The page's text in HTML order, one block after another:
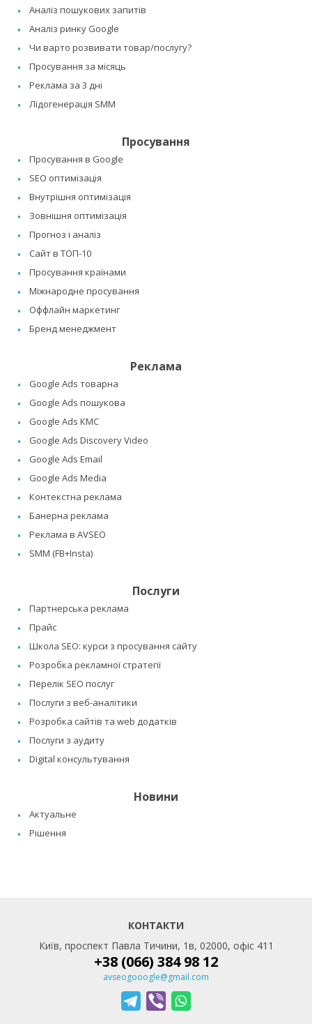
Аналіз пошукових запитів
Аналіз ринку Google
Чи варто розвивати товар/послугу?
Просування за місяць
Реклама за 3 дні
Лідогенерація SMM
Просування
Просування в Google
SEO оптимізація
Внутрішня оптимізація
Зовнішня оптимізація
Прогноз і аналіз
Сайт в ТОП-10
Просування країнами
Міжнародне просування
Оффлайн маркетинг
Бренд менеджмент
Реклама
Google Ads товарна
Google Ads пошукова
Google Ads КМС
Google Ads Discovery Video
Google Ads Email
Google Ads Media
Контекстна реклама
Банерна реклама
Реклама в AVSEO
SMM (FB+Insta)
Послуги
Партнерська реклама
Прайс
Школа SEO: курси з просування сайту
Розробка рекламної стратегії
Перелік SEO послуг
Послуги з веб-аналітики
Розробка сайтів та web додатків
Послуги з аудиту
Digital консультування
Новини
Актуальне
Рішення
КОНТАКТИ
Київ, проспект Павла Тичини, 1в, 02000, офіс 411
+38 (066) 384 98 12
avseogooogle@gmail.com